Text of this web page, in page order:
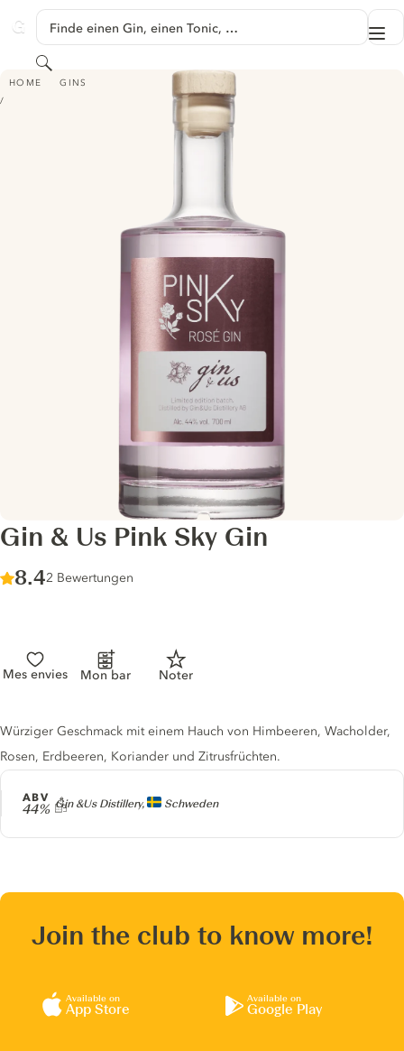
GINVENTORY
Finde einen Gin, einen Tonic, …
Suchen
HOME GINS
GIN & US PINK SKY GIN
Gin & Us Pink Sky Gin
Score :
8.4/ 10
2 Bewertungen
Mes envies Mon bar Noter
Producer
Gin &Us Distillery, Schweden
ABV
44%
Gin description
Würziger Geschmack mit einem Hauch von Himbeeren, Wacholder,
Rosen, Erdbeeren, Koriander und Zitrusfrüchten.
Join the club to know more!
Available on
App Store
Available on
Google Play